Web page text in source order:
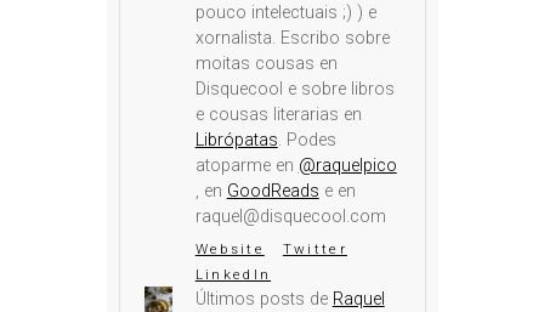
pouco intelectuais ;) ) e
xornalista. Escribo sobre
moitas cousas en
Disquecool e sobre libros
e cousas literarias en
Librópatas. Podes
atoparme en @raquelpico
, en GoodReads e en
raquel@disquecool.com
Website
Twitter
LinkedIn
Últimos posts de Raquel